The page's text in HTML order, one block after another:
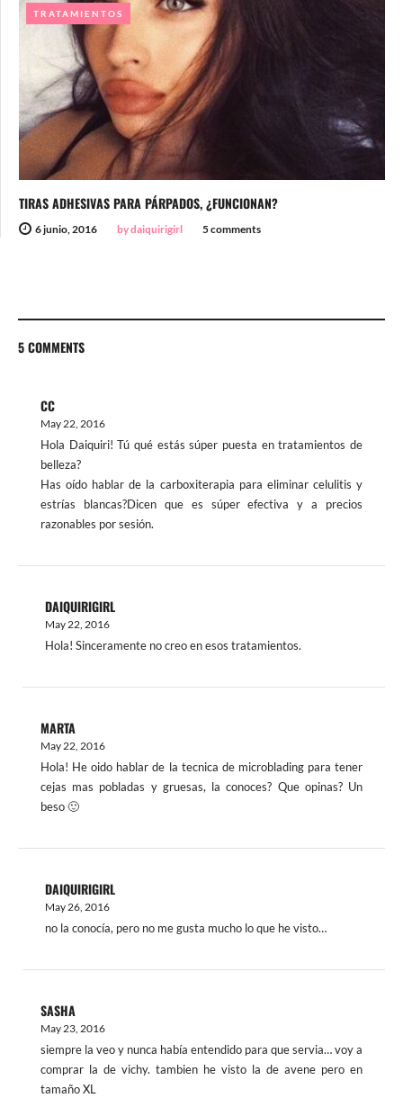
TIRAS ADHESIVAS PARA PÁRPADOS, ¿FUNCIONAN?
6 junio, 2016 by daiquirigirl 5 comments
TRATAMIENTOS
5 COMMENTS
CC
May 22, 2016
Hola Daiquiri! Tú qué estás súper puesta en tratamientos de
belleza?
Has oído hablar de la carboxiterapia para eliminar celulitis y
estrías blancas?Dicen que es súper efectiva y a precios
razonables por sesión.
DAIQUIRIGIRL
May 22, 2016
Hola! Sinceramente no creo en esos tratamientos.
MARTA
May 22, 2016
Hola! He oido hablar de la tecnica de microblading para tener
cejas mas pobladas y gruesas, la conoces? Que opinas? Un
beso 🙂
DAIQUIRIGIRL
May 26, 2016
no la conocía, pero no me gusta mucho lo que he visto…
SASHA
May 23, 2016
siempre la veo y nunca había entendido para que servia… voy a
comprar la de vichy. tambien he visto la de avene pero en
tamaño XL